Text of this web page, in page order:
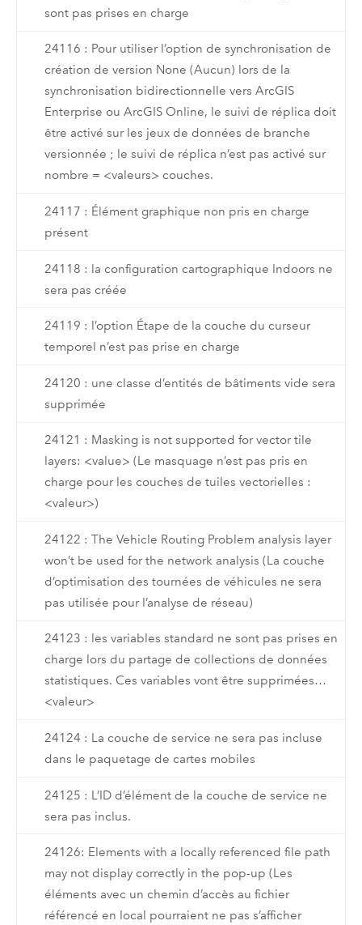
sont pas prises en charge
24116 : Pour utiliser l’option de synchronisation de
création de version None (Aucun) lors de la
synchronisation bidirectionnelle vers ArcGIS
Enterprise ou ArcGIS Online, le suivi de réplica doit
être activé sur les jeux de données de branche
versionnée ; le suivi de réplica n’est pas activé sur
nombre = <valeurs> couches.
24117 : Élément graphique non pris en charge
présent
24118 : la configuration cartographique Indoors ne
sera pas créée
24119 : l’option Étape de la couche du curseur
temporel n’est pas prise en charge
24120 : une classe d’entités de bâtiments vide sera
supprimée
24121 : Masking is not supported for vector tile
layers: <value> (Le masquage n’est pas pris en
charge pour les couches de tuiles vectorielles :
<valeur>)
24122 : The Vehicle Routing Problem analysis layer
won’t be used for the network analysis (La couche
d’optimisation des tournées de véhicules ne sera
pas utilisée pour l’analyse de réseau)
24123 : les variables standard ne sont pas prises en
charge lors du partage de collections de données
statistiques. Ces variables vont être supprimées…
<valeur>
24124 : La couche de service ne sera pas incluse
dans le paquetage de cartes mobiles
24125 : L’ID d’élément de la couche de service ne
sera pas inclus.
24126: Elements with a locally referenced file path
may not display correctly in the pop-up (Les
éléments avec un chemin d’accès au fichier
référencé en local pourraient ne pas s’afficher